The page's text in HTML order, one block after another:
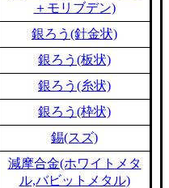
＋モリブデン)
銀ろう(針金状)
銀ろう(板状)
銀ろう(糸状)
銀ろう(枠状)
錫(スズ)
減摩合金(ホワイトメタ
ル,バビットメタル)